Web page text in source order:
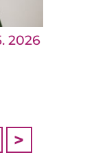
2026
>